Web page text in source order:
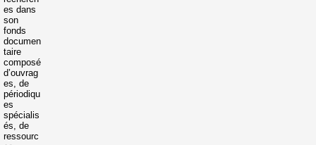
es dans
son
fonds
documen
taire
composé
d’ouvrag
es, de
périodiqu
es
spécialis
és, de
ressourc